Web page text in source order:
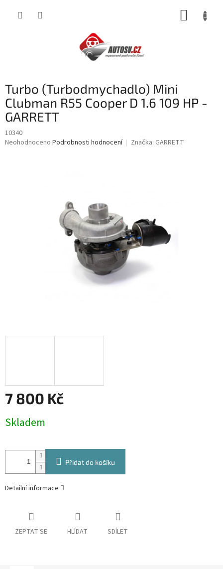
Turbo (Turbodmychadlo) Mini
Clubman R55 Cooper D 1.6 109 HP -
GARRETT
10340
Průměrné
Neohodnoceno Podrobnosti hodnocení Značka: GARRETT
7 800 Kč
cena:
Skladem
Přidat do košíku
Detailní informace
ZEPTAT SE HLÍDAT SDÍLET